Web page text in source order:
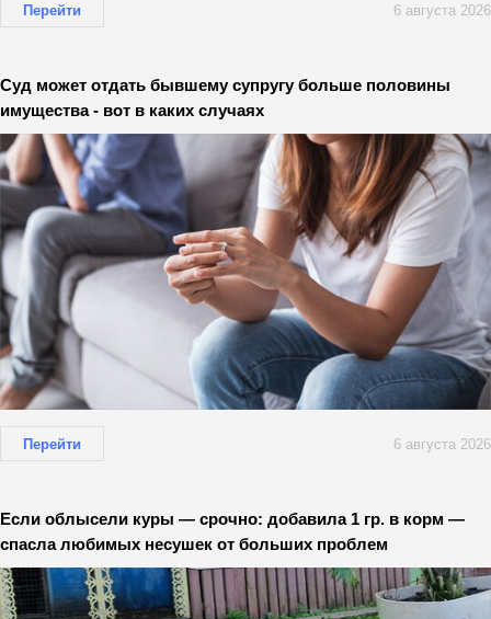
Перейти 6 августа 2026
Суд может отдать бывшему супругу больше половины
имущества - вот в каких случаях
Перейти 6 августа 2026
Если облысели куры — срочно: добавила 1 гр. в корм —
спасла любимых несушек от больших проблем